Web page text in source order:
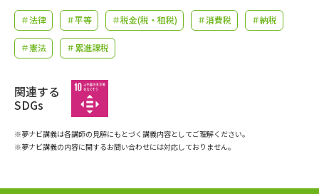
学問の教科書 夢ナビライブ
ユーザーサポート
Ｑ＆Ａ よくあるご質問
資料の料金の
お支払いについて
受付内容・発送状況の確認
＃法律 ＃平等 ＃税金(税・租税) ＃消費税 ＃納税
＃憲法 ＃累進課税
関連する
SDGs
※夢ナビ講義は各講師の見解にもとづく講義内容としてご理解ください。
※夢ナビ講義の内容に関するお問い合わせには対応しておりません。